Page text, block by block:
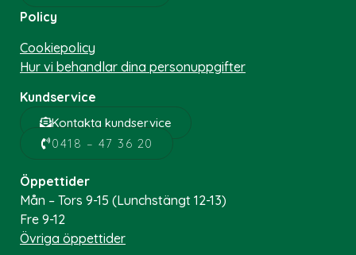
Policy
Cookiepolicy
Hur vi behandlar dina personuppgifter
Kundservice
Kontakta kundservice
0418 – 47 36 20
Öppettider
Mån – Tors 9-15 (Lunchstängt 12-13)
Fre 9-12
Övriga öppettider